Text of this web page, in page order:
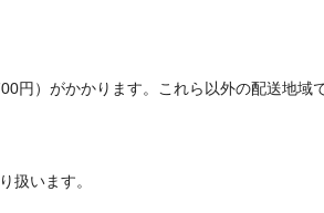
円）がかかります。これら以外の配送地域
扱います。